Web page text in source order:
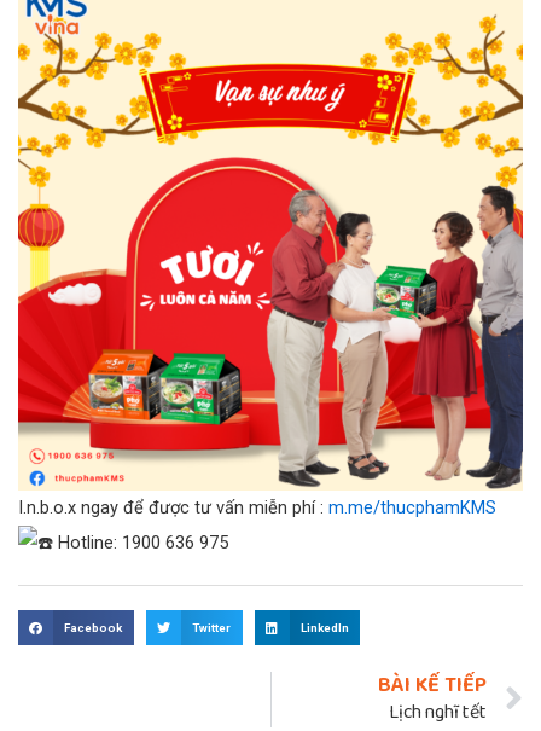
I.n.b.o.x ngay để được tư vấn miễn phí : m.me/thucphamKMS
Hotline: 1900 636 975
Facebook Twitter LinkedIn
BÀI KẾ TIẾP
Lịch nghĩ tết